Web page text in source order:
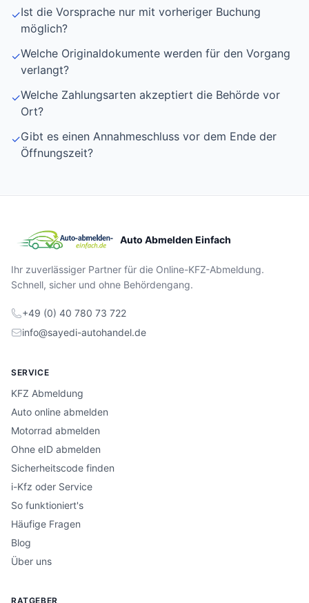
✓Ist die Vorsprache nur mit vorheriger Buchung
möglich?
✓Welche Originaldokumente werden für den Vorgang
verlangt?
✓Welche Zahlungsarten akzeptiert die Behörde vor
Ort?
✓Gibt es einen Annahmeschluss vor dem Ende der
Öffnungszeit?
Auto Abmelden Einfach
Ihr zuverlässiger Partner für die Online-KFZ-Abmeldung.
Schnell, sicher und ohne Behördengang.
+49 (0) 40 780 73 722
info@sayedi-autohandel.de
SERVICE
KFZ Abmeldung
Auto online abmelden
Motorrad abmelden
Ohne eID abmelden
Sicherheitscode finden
i-Kfz oder Service
So funktioniert's
Häufige Fragen
Blog
Über uns
RATGEBER